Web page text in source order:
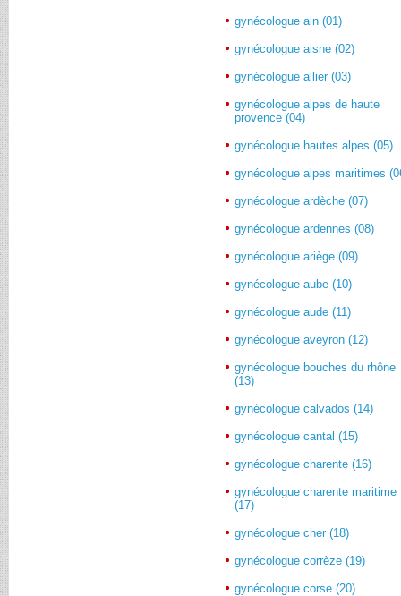
gynécologue ain (01)
gynécologue aisne (02)
gynécologue allier (03)
gynécologue alpes de haute
provence (04)
gynécologue hautes alpes (05)
gynécologue alpes maritimes
gynécologue ardèche (07)
gynécologue ardennes (08)
gynécologue ariège (09)
gynécologue aube (10)
gynécologue aude (11)
gynécologue aveyron (12)
gynécologue bouches du rhône
(13)
gynécologue calvados (14)
gynécologue cantal (15)
gynécologue charente (16)
gynécologue charente maritime
(17)
gynécologue cher (18)
gynécologue corrèze (19)
gynécologue corse (20)